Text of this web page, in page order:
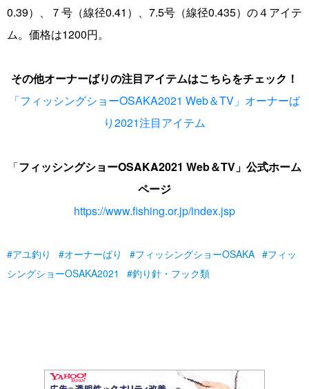
0.39）、７号（線径0.41）、7.5号（線径0.435）の４アイテ
ム。価格は1200円。
その他オーナーばりの注目アイテムはこちらをチェック！
「フィッシングショーOSAKA2021 Web＆TV」オーナーば
り2021注目アイテム
「フィッシングショーOSAKA2021 Web＆TV」 公式ホーム
ページ
https://www.fishing.or.jp/index.jsp
アユ釣り オーナーばり フィッシングショーOSAKA
フィッ
シングショーOSAKA2021
釣り針・フック類